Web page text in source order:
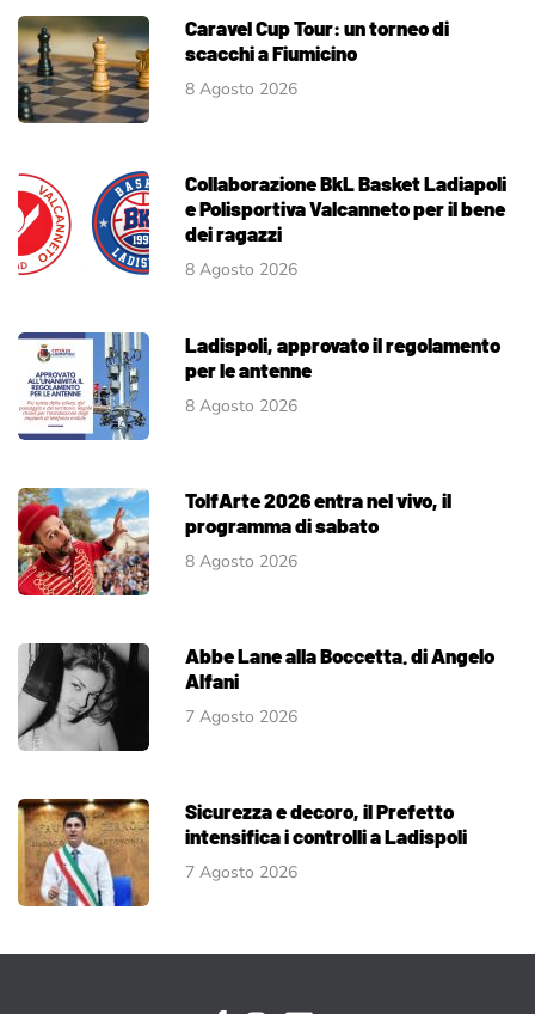
Caravel Cup Tour: un torneo di
scacchi a Fiumicino
8 Agosto 2026
Collaborazione BkL Basket Ladiapoli
e Polisportiva Valcanneto per il bene
dei ragazzi
8 Agosto 2026
Ladispoli, approvato il regolamento
per le antenne
8 Agosto 2026
TolfArte 2026 entra nel vivo, il
programma di sabato
8 Agosto 2026
Abbe Lane alla Boccetta. di Angelo
Alfani
7 Agosto 2026
Sicurezza e decoro, il Prefetto
intensifica i controlli a Ladispoli
7 Agosto 2026